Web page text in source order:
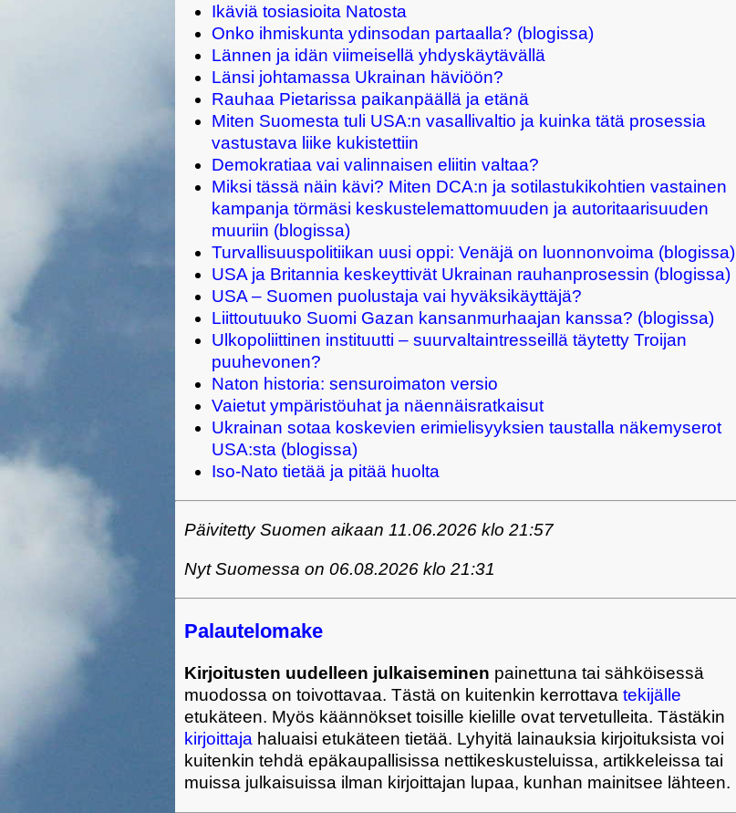
Ikäviä tosiasioita Natosta
Onko ihmiskunta ydinsodan partaalla? (blogissa)
Lännen ja idän viimeisellä yhdyskäytävällä
Länsi johtamassa Ukrainan häviöön?
Rauhaa Pietarissa paikanpäällä ja etänä
Miten Suomesta tuli USA:n vasallivaltio ja kuinka tätä prosessia
vastustava liike kukistettiin
Demokratiaa vai valinnaisen eliitin valtaa?
Miksi tässä näin kävi? Miten DCA:n ja sotilastukikohtien vastainen
kampanja törmäsi keskustelemattomuuden ja autoritaarisuuden
muuriin (blogissa)
Turvallisuuspolitiikan uusi oppi: Venäjä on luonnonvoima (blogissa)
USA ja Britannia keskeyttivät Ukrainan rauhanprosessin (blogissa)
USA – Suomen puolustaja vai hyväksikäyttäjä?
Liittoutuuko Suomi Gazan kansanmurhaajan kanssa? (blogissa)
Ulkopoliittinen instituutti – suurvaltaintresseillä täytetty Troijan
puuhevonen?
Naton historia: sensuroimaton versio
Vaietut ympäristöuhat ja näennäisratkaisut
Ukrainan sotaa koskevien erimielisyyksien taustalla näkemyserot
USA:sta (blogissa)
Iso-Nato tietää ja pitää huolta
Päivitetty Suomen aikaan 11.06.2026 klo 21:57
Nyt Suomessa on 06.08.2026 klo 21:31
Palautelomake
Kirjoitusten uudelleen julkaiseminen painettuna tai sähköisessä
muodossa on toivottavaa. Tästä on kuitenkin kerrottava tekijälle
etukäteen. Myös käännökset toisille kielille ovat tervetulleita. Tästäkin
kirjoittaja haluaisi etukäteen tietää. Lyhyitä lainauksia kirjoituksista voi
kuitenkin tehdä epäkaupallisissa nettikeskusteluissa, artikkeleissa tai
muissa julkaisuissa ilman kirjoittajan lupaa, kunhan mainitsee lähteen.